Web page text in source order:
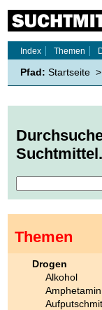
Index
Themen
Pfad: Startseite >
Themen
Drogen
Alkohol
Amphetamin